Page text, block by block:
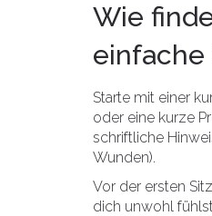
Wie
Starte mit einer
oder eine kurze
schriftliche
Wunden).
Vor der ersten
dich unwohl